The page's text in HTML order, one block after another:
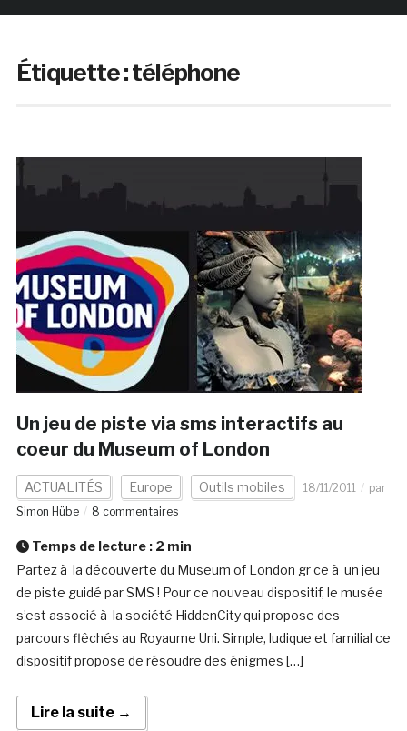
Étiquette :téléphone
Un jeu de piste via sms interactifs au
coeur du Museum of London
ACTUALITÉS Europe Outils mobiles 18/11/2011
par
Simon Hübe
8 commentaires
Temps de lecture : 2 min
Partez à la découverte du Museum of London gr ce à un jeu
de piste guidé par SMS ! Pour ce nouveau dispositif, le musée
s’est associé à la société HiddenCity qui propose des
parcours flêchés au Royaume Uni. Simple, ludique et familial ce
dispositif propose de résoudre des énigmes […]
Lire la suite →